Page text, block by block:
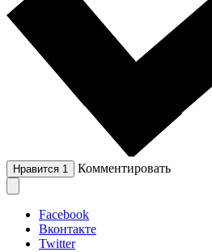
Нравится 1 Комментировать
Facebook
Вконтакте
Twitter